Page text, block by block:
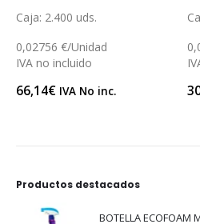
Caja: 3.000 uds.
0,010247 €/Unidad
IVA no incluido
30,74€ IVA No inc.
Productos destacados
BOTELLA ECOFOAM